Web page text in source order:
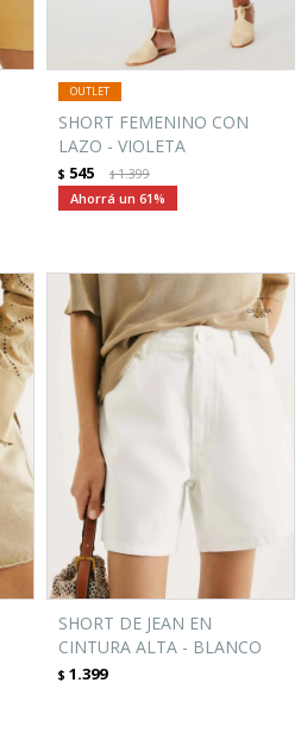
SHORT FEMENINO CON
LAZO - VIOLETA
$ 545 $1.399
61
SHORT DE JEAN EN
CINTURA ALTA - BLANCO
$ 1.399